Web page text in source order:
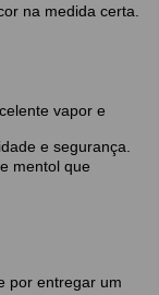
na medida certa.
vapor e
e segurança.
mentol que
por entregar um